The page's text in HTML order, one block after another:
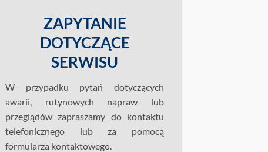
ZAPYTANIE
DOTYCZĄCE
SERWISU
W przypadku pytań dotyczących
awarii, rutynowych napraw lub
przeglądów zapraszamy do kontaktu
telefonicznego lub za pomocą
formularza kontaktowego.